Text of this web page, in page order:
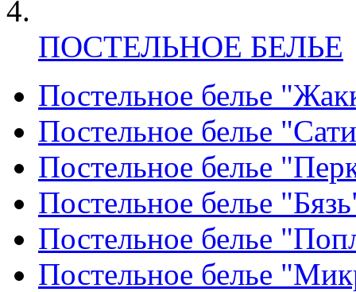
ПОСТЕЛЬНОЕ БЕЛЬЕ
Постельное белье
Постельное белье
Постельное белье
Постельное белье
Постельное белье
Постельное белье